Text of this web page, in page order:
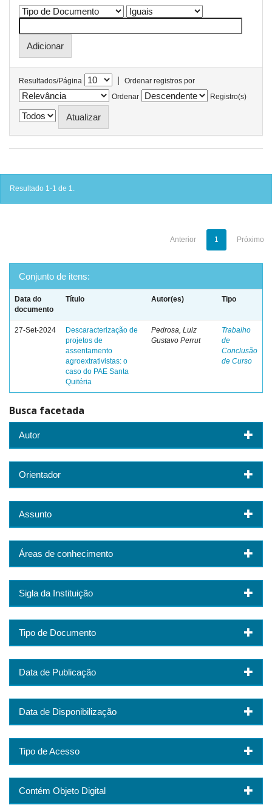
Resultados/Página |
Ordenar registros por
Ordenar
Registro(s)
Resultado 1-1 de 1.
Anterior 1 Próximo
Conjunto de itens:
Data do
documento
Título Autor(es) Tipo
27-Set-2024
Descaracterização de
projetos de
assentamento
agroextrativistas: o
caso do PAE Santa
Quitéria
Pedrosa, Luiz
Gustavo Perrut
Trabalho
de
Conclusão
de Curso
Busca facetada
Autor
Orientador
Assunto
Áreas de conhecimento
Sigla da Instituição
Tipo de Documento
Data de Publicação
Data de Disponibilização
Tipo de Acesso
Contém Objeto Digital